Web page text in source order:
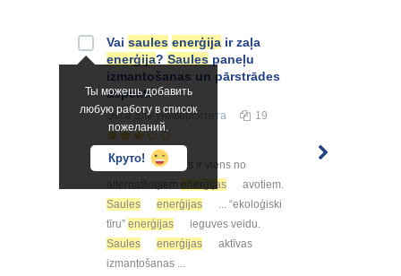
Ты можешь добавить
любую работу в список
пожеланий.
Круто!
Vai saules enerģija ir zaļa
enerģija? Saules paneļu
izmantošanas un pārstrādes
aspekti
Эсседля университета 19
...enerģiju
. Tas ir viens no
alternatīvajiem enerģijas
avotiem.
Saules
enerģijas
... “ekoloģiski
tīru” enerģijas
ieguves veidu.
Saules
enerģijas
aktīvas
izmantošanas ...